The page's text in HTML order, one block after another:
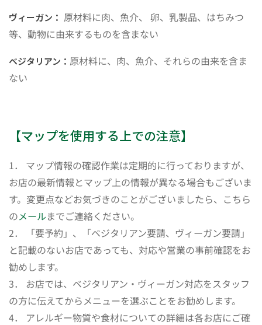
ヴィーガン： 原材料に肉、魚介、 卵、乳製品、はちみつ
等、動物に由来するものを含まない
ベジタリアン： 原材料に、肉、魚介、それらの由来を含ま
ない
【マップを使用する上での注意】
1． マップ情報の確認作業は定期的に行っておりますが、
お店の最新情報とマップ上の情報が異なる場合もございま
す。変更点などお気づきのことがございましたら、こちら
のメールまでご連絡ください。
2． 「要予約」、「ベジタリアン要請、ヴィーガン要請」
と記載のないお店であっても、対応や営業の事前確認をお
勧めします。
3． お店では、ベジタリアン・ヴィーガン対応をスタッフ
の方に伝えてからメニューを選ぶことをお勧めします。
4． アレルギー物質や食材についての詳細は各お店にご確